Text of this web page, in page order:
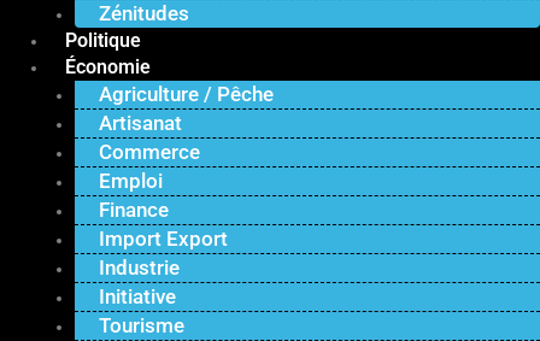
Zénitudes
Politique
Économie
Agriculture / Pêche
Artisanat
Commerce
Emploi
Finance
Import Export
Industrie
Initiative
Tourisme